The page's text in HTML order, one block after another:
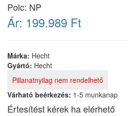
Polc: NP
Ár: 199.989 Ft
Márka: Hecht
Gyártó: Hecht
Pillanatnyilag nem rendelhető
Várható beérkezés: 1-5 munkanap
Értesítést kérek ha elérhető